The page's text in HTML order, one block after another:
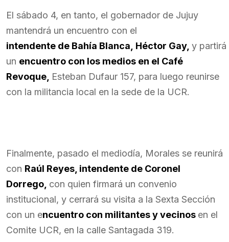
El sábado 4, en tanto, el gobernador de Jujuy
mantendrá un encuentro con el
intendente de Bahía Blanca, Héctor Gay, y partirá
un encuentro con los medios en el Café
Revoque, Esteban Dufaur 157, para luego reunirse
con la militancia local en la sede de la UCR.
Finalmente, pasado el mediodía, Morales se reunirá
con Raúl Reyes, intendente de Coronel
Dorrego, con quien firmará un convenio
institucional, y cerrará su visita a la Sexta Sección
con un encuentro con militantes y vecinos en el
Comite UCR, en la calle Santagada 319.